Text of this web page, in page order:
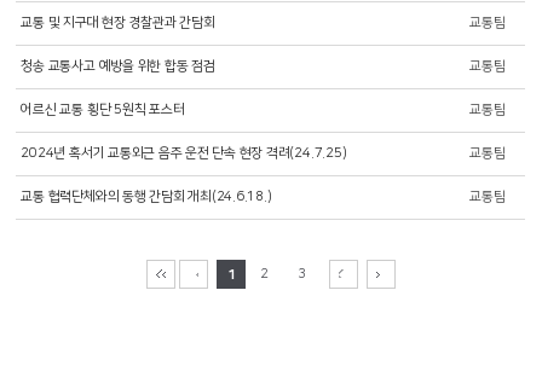
교통 및 지구대 현장 경찰관과 간담회 교통팀
청송 교통사고 예방을 위한 합동 점검 교통팀
어르신 교통 횡단 5원칙 포스터 교통팀
2024년 혹서기 교통외근 음주 운전 단속 현장 격려(24.7.25) 교통팀
교통 협력단체와의 동행 간담회 개최(24.6.18.) 교통팀
1 2 3